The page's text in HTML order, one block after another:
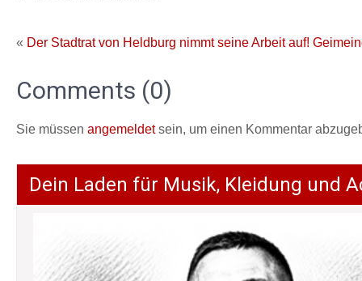
« Der Stadtrat von Heldburg nimmt seine Arbeit auf!
Comments (0)
Sie müssen angemeldetsein, um einen Kommentar
Dein Laden für Musik, Kleidung und